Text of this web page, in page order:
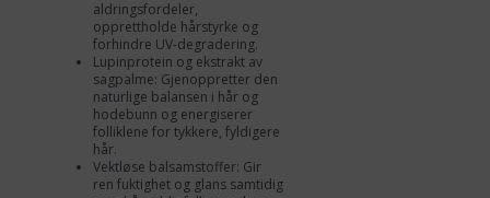
aldringsfordeler,
opprettholde hårstyrke og
forhindre UV-degradering.
Lupinprotein og ekstrakt av
sagpalme: Gjenoppretter den
naturlige balansen i hår og
hodebunn og energiserer
folliklene for tykkere, fyldigere
hår.
Vektløse balsamstoffer: Gir
ren fuktighet og glans samtidig